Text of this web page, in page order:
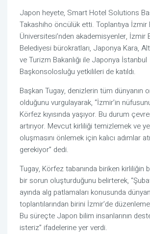
Japon heyete, Smart Hotel Solutions
Takashiho öncülük etti. Toplantıya İzmir
Üniversitesi’nden akademisyenler, İzmir
Belediyesi bürokratları, Japonya Kara,
ve Turizm Bakanlığı ile Japonya İstanbul
Başkonsolosluğu yetkilileri de katıldı.
Başkan Tugay, denizlerin tüm dünyanın
olduğunu vurgulayarak, “İzmir’in
Körfez kıyısında yaşıyor. Bu durum
artırıyor. Mevcut kirliliği temizlemek ve
oluşmasını önlemek için kalıcı adımlar
gerekiyor” dedi.
Tugay, Körfez tabanında biriken kirliliğin
bir sorun oluşturduğunu belirterek,
ayında alg patlamaları konusunda
toplantılarından birini İzmir’de
Bu süreçte Japon bilim insanlarının
isteriz” ifadelerine yer verdi.